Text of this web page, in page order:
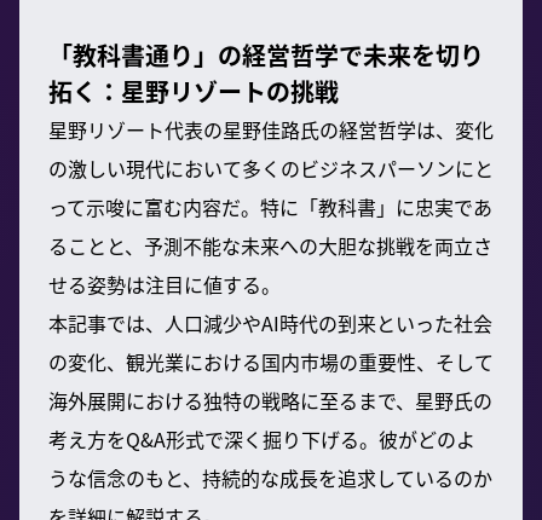
「教科書通り」の経営哲学で未来を切り
拓く：星野リゾートの挑戦
星野リゾート代表の星野佳路氏の経営哲学は、変化
の激しい現代において多くのビジネスパーソンにと
って示唆に富む内容だ。特に「教科書」に忠実であ
ることと、予測不能な未来への大胆な挑戦を両立さ
せる姿勢は注目に値する。
本記事では、人口減少やAI時代の到来といった社会
の変化、観光業における国内市場の重要性、そして
海外展開における独特の戦略に至るまで、星野氏の
考え方をQ&A形式で深く掘り下げる。彼がどのよ
うな信念のもと、持続的な成長を追求しているのか